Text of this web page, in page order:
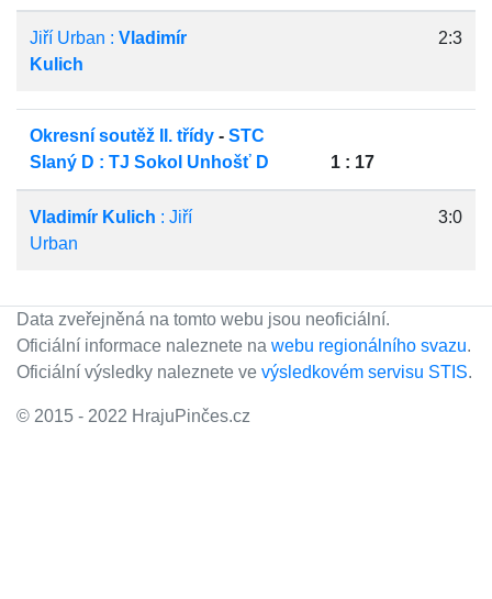
Jiří Urban : Vladimír
Kulich
2:3
Okresní soutěž II. třídy - STC
Slaný D : TJ Sokol Unhošť D
1 : 17
Vladimír Kulich : Jiří
Urban
3:0
Data zveřejněná na tomto webu jsou neoficiální.
Oficiální informace naleznete na webu regionálního svazu.
Oficiální výsledky naleznete ve výsledkovém servisu STIS.
© 2015 - 2022 HrajuPinčes.cz